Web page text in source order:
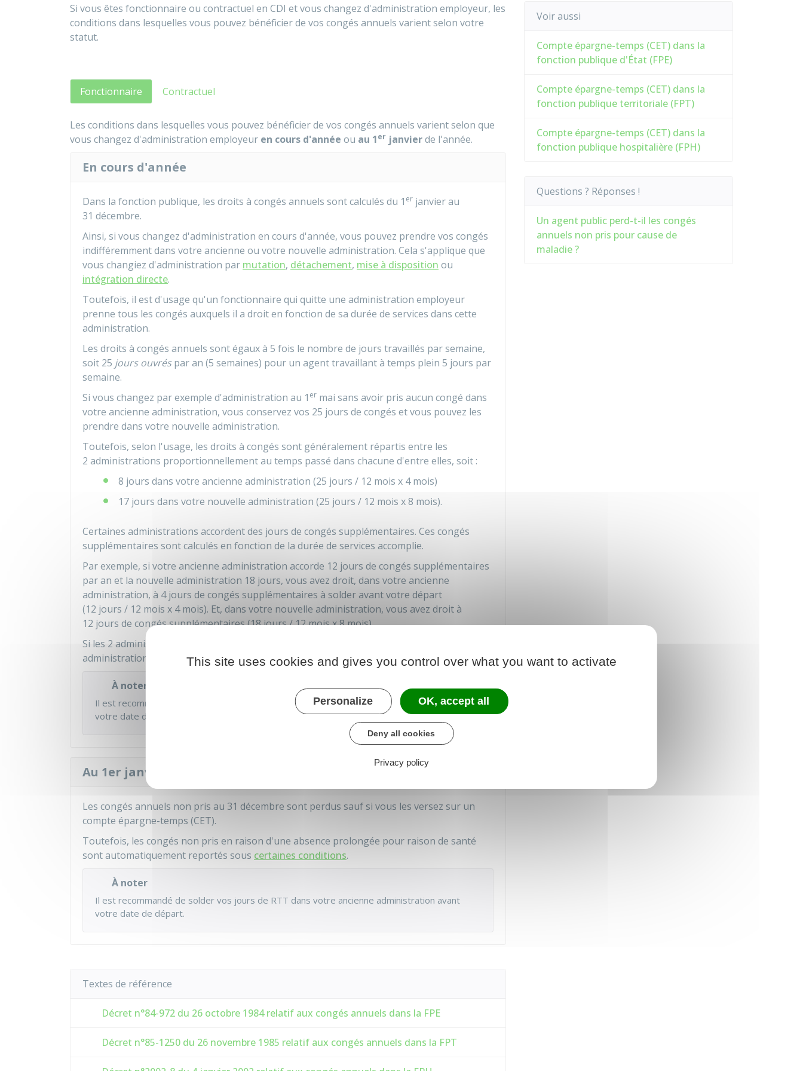
Si vous êtes fonctionnaire ou contractuel en CDI et vous changez d'administration employeur, les
conditions dans lesquelles vous pouvez bénéficier de vos congés annuels varient selon votre
statut.
Fonctionnaire Contractuel
Les conditions dans lesquelles vous pouvez bénéficier de vos congés annuels varient selon que
vous changez d'administration employeur en cours d'année ou au 1er janvierde l'année.
En cours d'année
Dans la fonction publique, les droits à congés annuels sont calculés du 1 er janvier au
31 décembre.
Ainsi, si vous changez d'administration en cours d'année, vous pouvez prendre vos congés
indifféremment dans votre ancienne ou votre nouvelle administration. Cela s'applique que
vous changiez d'administration par mutation, détachement, mise à disposition ou
intégration directe.
Toutefois, il est d'usage qu'un fonctionnaire qui quitte une administration employeur
prenne tous les congés auxquels il a droit en fonction de sa durée de services dans cette
administration.
Les droits à congés annuels sont égaux à 5 fois le nombre de jours travaillés par semaine,
soit 25 jours ouvréspar an (5 semaines) pour un agent travaillant à temps plein 5 jours par
semaine.
Si vous changez par exemple d'administration au 1 er mai sans avoir pris aucun congé dans
votre ancienne administration, vous conservez vos 25 jours de congés et vous pouvez les
prendre dans votre nouvelle administration.
Toutefois, selon l'usage, les droits à congés sont généralement répartis entre les
2 administrations proportionnellement au temps passé dans chacune d'entre elles, soit :
8 jours dans votre ancienne administration (25 jours / 12 mois x 4 mois)
17 jours dans votre nouvelle administration (25 jours / 12 mois x 8 mois).
Certaines administrations accordent des jours de congés supplémentaires. Ces congés
supplémentaires sont calculés en fonction de la durée de services accomplie.
Par exemple, si votre ancienne administration accorde 12 jours de congés supplémentaires
par an et la nouvelle administration 18 jours, vous avez droit, dans votre ancienne
administration, à 4 jours de congés supplémentaires à solder avant votre départ
(12 jours / 12 mois x 4 mois). Et, dans votre nouvelle administration, vous avez droit à
12 jours de congés supplémentaires (18 jours / 12 mois x 8 mois).
Si les 2 administrations sont d'accord, vous pouvez conserver, dans votre nouvelle
administration, tout ou partie des congés non pris dans votre ancienne administration.
À noter
Il est recommandé de solder vos jours de RTT dans votre ancienne administration avant
votre date de départ.
Au 1er janvier de l'année
Les congés annuels non pris au 31 décembre sont perdus sauf si vous les versez sur un
compte épargne-temps (CET).
Toutefois, les congés non pris en raison d'une absence prolongée pour raison de santé
sont automatiquement reportés sous certaines conditions.
À noter
Il est recommandé de solder vos jours de RTT dans votre ancienne administration avant
votre date de départ.
Textes de référence
Décret n°84-972 du 26 octobre 1984 relatif aux congés annuels dans la FPE
Décret n°85-1250 du 26 novembre 1985 relatif aux congés annuels dans la FPT
Voir aussi
Compte épargne-temps (CET) dans la
fonction publique d'État (FPE)
Compte épargne-temps (CET) dans la
fonction publique territoriale (FPT)
Compte épargne-temps (CET) dans la
fonction publique hospitalière (FPH)
Questions ? Réponses !
Un agent public perd-t-il les congés
annuels non pris pour cause de
maladie ?
This site uses cookies and gives you control over what you want to activate
Personalize OK, accept all
Deny all cookies
Privacy policy